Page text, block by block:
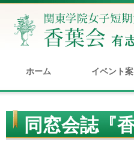
ホーム イベント
同窓会誌『